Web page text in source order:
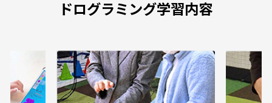
ドログラミング学習内容